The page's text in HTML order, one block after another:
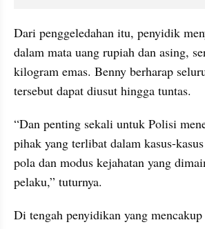
Dari penggeledahan itu, penyidik
dalam mata uang rupiah dan asing,
kilogram emas. Benny berharap
tersebut dapat diusut hingga tuntas.
“Dan penting sekali untuk Polisi
pihak yang terlibat dalam kasus-
pola dan modus kejahatan yang
pelaku,” tuturnya.
Di tengah penyidikan yang